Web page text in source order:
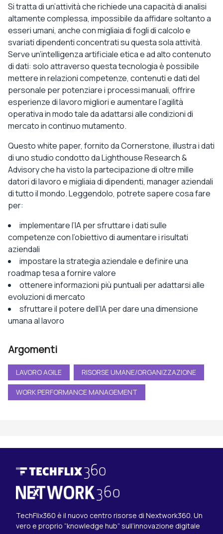
Si tratta di un’attività che richiede una capacità di analisi
altamente complessa, impossibile da affidare soltanto a
esseri umani, anche con migliaia di fogli di calcolo e
svariati dipendenti concentrati su questa sola attività.
Serve un’intelligenza artificiale etica e ad alto contenuto
di dati: solo attraverso questa tecnologia è possibile
mettere in relazioni competenze, contenuti e dati del
personale per potenziare i processi manuali, offrire
esperienze di lavoro migliori e aumentare l’agilità
operativa in modo tale da adattarsi alle condizioni di
mercato in continuo mutamento.
Questo white paper, fornito da Cornerstone, illustra i dati
di uno studio condotto da Lighthouse Research &
Advisory che ha visto la partecipazione di oltre mille
datori di lavoro e migliaia di dipendenti, manager aziendali
di tutto il mondo. Leggendolo, potrete sapere cosa fare
per:
implementare l’IA per sfruttare i dati sulle
competenze con l’obiettivo di aumentare i risultati
aziendali
impostare la strategia aziendale e definire una
roadmap tesa a fornire valore
ottenere informazioni più puntuali per adattarsi alle
evoluzioni di mercato
sfruttare il potere dell’IA per dare una dimensione
umana al lavoro
Argomenti
LAVORO AGILE RISORSE UMANE/ORGANIZZAZIONE
WORK PERFORMANCE MANAGEMENT
TechFlix360 è il nuovo centro risorse di Nextwork360. Un
vero e proprio “knowledge hub” sull’innovazione digitale